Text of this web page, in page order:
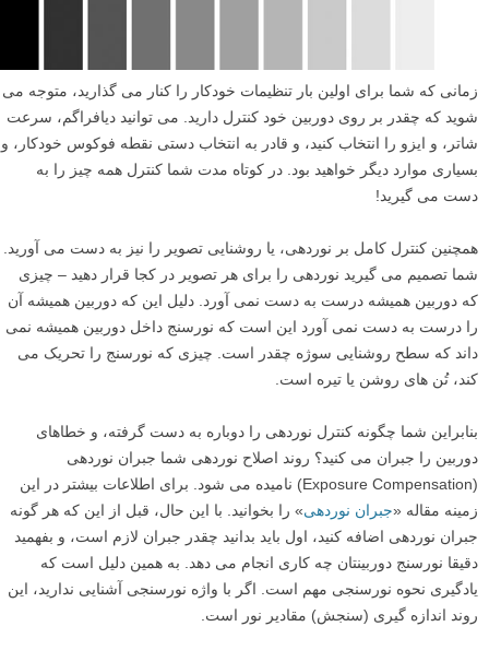
زمانی که شما برای اولین بار تنظیمات خودکار را کنار می گذارید، متوجه می
شوید که چقدر بر روی دوربین خود کنترل دارید. می توانید دیافراگم، سرعت
شاتر، و ایزو را انتخاب کنید، و قادر به انتخاب دستی نقطه فوکوس خودکار، و
بسیاری موارد دیگر خواهید بود. در کوتاه مدت شما کنترل همه چیز را به
دست می گیرید!
همچنین کنترل کامل بر نوردهی، یا روشنایی تصویر را نیز به دست می آورید.
شما تصمیم می گیرید نوردهی را برای هر تصویر در کجا قرار دهید – چیزی
که دوربین همیشه درست به دست نمی آورد. دلیل این که دوربین همیشه آن
را درست به دست نمی آورد این است که نورسنج داخل دوربین همیشه نمی
داند که سطح روشنایی سوژه چقدر است. چیزی که نورسنج را تحریک می
کند، تُن های روشن یا تیره است.
بنابراین شما چگونه کنترل نوردهی را دوباره به دست گرفته، و خطاهای
دوربین را جبران می کنید؟ روند اصلاح نوردهی شما جبران نوردهی
(Exposure Compensation) نامیده می شود. برای اطلاعات بیشتر در این
زمینه مقاله «جبران نوردهی» را بخوانید. با این حال، قبل از این که هر گونه
جبران نوردهی اضافه کنید، اول باید بدانید چقدر جبران لازم است، و بفهمید
دقیقا نورسنج دوربینتان چه کاری انجام می دهد. به همین دلیل است که
یادگیری نحوه نورسنجی مهم است. اگر با واژه نورسنجی آشنایی ندارید، این
روند اندازه گیری (سنجش) مقادیر نور است.